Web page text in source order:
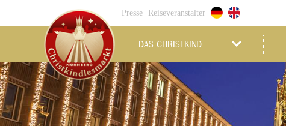
Presse Reiseveranstalter
DAS CHRISTKIND